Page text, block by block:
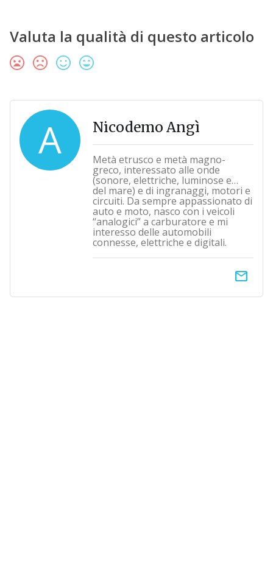
Valuta la qualità di questo articolo
A Nicodemo Angì
Metà etrusco e metà magno-
greco, interessato alle onde
(sonore, elettriche, luminose e…
del mare) e di ingranaggi, motori e
circuiti. Da sempre appassionato di
auto e moto, nasco con i veicoli
“analogici” a carburatore e mi
interesso delle automobili
connesse, elettriche e digitali.
email